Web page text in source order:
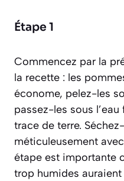
Étape 1
Commencez par la
la recette : les
économe, pelez-les
passez-les sous
trace de terre.
méticuleusement
étape est importante
trop humides